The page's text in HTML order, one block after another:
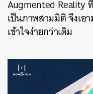
Augmented Reality
เป็นภาพสามมิติ จึงเอ
เข้าใจง่ายกว่าเดิม